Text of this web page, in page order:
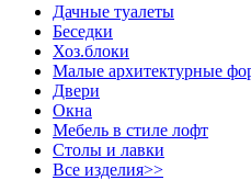
Дачные туалеты
Беседки
Хоз.блоки
Малые архитектурные
Двери
Окна
Мебель в стиле лофт
Столы и лавки
Все изделия>>